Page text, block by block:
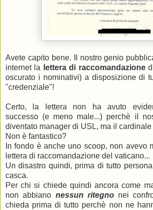
Avete capito bene. Il nostro genio
internet la lettera di raccomandazione
oscurato i nominativi) a disposizione di
"credenziale"!
Certo, la lettera non ha avuto
successo (e meno male...) perchè il
diventato manager di USL, ma il
Non è fantastico?
In fondo è anche uno scoop, non avevo
lettera di raccomandazione del vaticano...
Un disastro quindi, prima di tutto
casca.
Per chi si chiede quindi ancora come
non abbiano nessun ritegnonei
chieda prima di tutto perchè non ne